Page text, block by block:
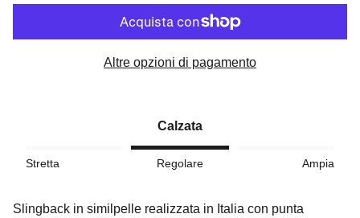
Altre opzioni di pagamento
Calzata
Stretta Regolare Ampia
Slingback in similpelle realizzata in Italia con punta